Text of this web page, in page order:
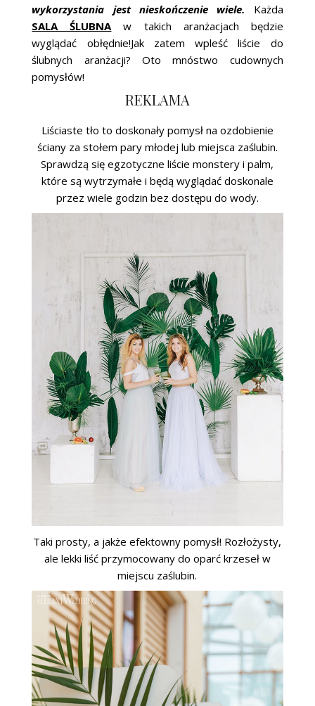
wykorzystania jest nieskończenie wiele. Każda
SALA ŚLUBNA w takich aranżacjach będzie
wyglądać obłędnie!Jak zatem wpleść liście do
ślubnych aranżacji? Oto mnóstwo cudownych
pomysłów!
REKLAMA
Liściaste tło to doskonały pomysł na ozdobienie
ściany za stołem pary młodej lub miejsca zaślubin.
Sprawdzą się egzotyczne liście monstery i palm,
które są wytrzymałe i będą wyglądać doskonale
przez wiele godzin bez dostępu do wody.
Taki prosty, a jakże efektowny pomysł! Rozłożysty,
ale lekki liść przymocowany do oparć krzeseł w
miejscu zaślubin.